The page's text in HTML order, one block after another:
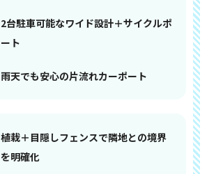
2台駐車可能なワイド設計＋サイクルポ
ート
雨天でも安心の片流れカーポート
植栽＋目隠しフェンスで隣地との境界
を明確化